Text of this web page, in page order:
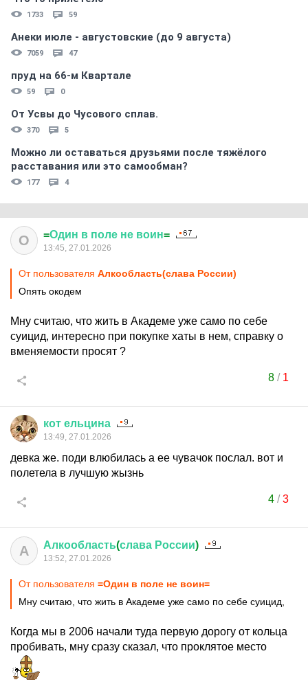
1733 59
Анеки июле - августовские (до 9 августа)
7059 47
пруд на 66-м Квартале
59 0
От Усвы до Чусового сплав.
370 5
Можно ли оставаться друзьями после тяжёлого
расставания или это самообман?
177 4
О =Один в поле не воин=
13:45, 27.01.2026
От пользователя Алкообласть(слава России)
Опять окодем
Мну считаю, что жить в Академе уже само по себе
суицид, интересно при покупке хаты в нем, справку о
вменяемости просят ?
8/ 1
кот ельцина
13:49, 27.01.2026
девка же. поди влюбилась а ее чувачок послал. вот и
полетела в лучшую жызнь
4/3
А Алкообласть(слава России)
13:52, 27.01.2026
От пользователя =Один в поле не воин=
Мну считаю, что жить в Академе уже само по себе суицид,
Когда мы в 2006 начали туда первую дорогу от кольца
пробивать, мну сразу сказал, что проклятое место